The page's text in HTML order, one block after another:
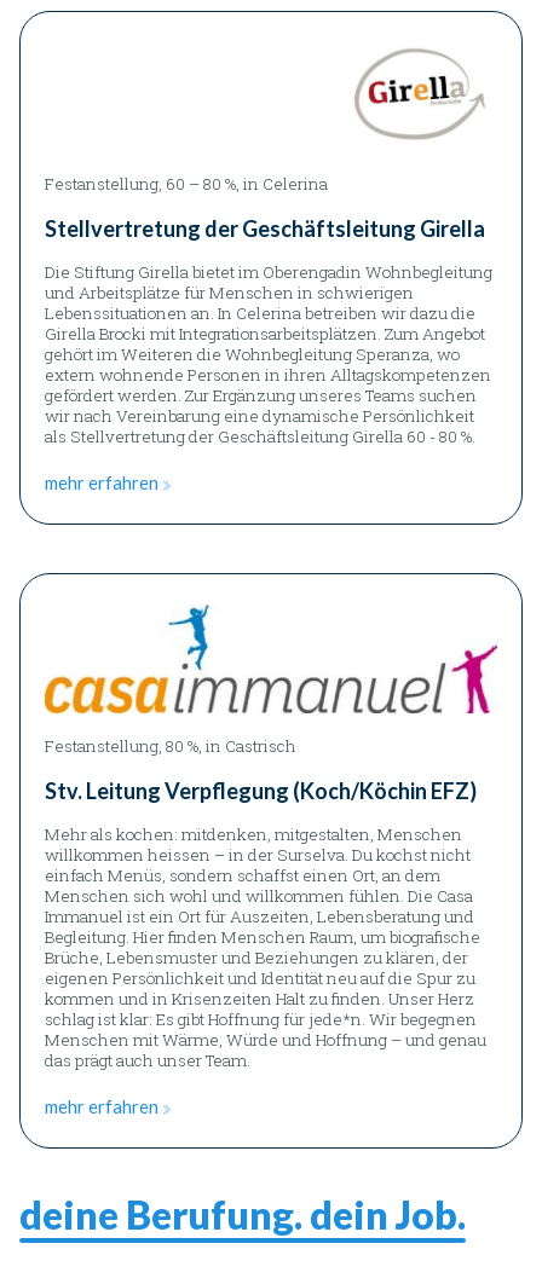
Festanstellung, 60 – 80 %, in Celerina
Stellvertretung der Geschäftsleitung Girella
Die Stiftung Girella bietet im Oberengadin Wohnbegleitung
und Arbeitsplätze für Menschen in schwierigen
Lebenssituationen an. In Celerina betreiben wir dazu die
Girella Brocki mit Integrationsarbeitsplätzen. Zum Angebot
gehört im Weiteren die Wohnbegleitung Speranza, wo
extern wohnende Personen in ihren Alltagskompetenzen
gefördert werden. Zur Ergänzung unseres Teams suchen
wir nach Vereinbarung eine dynamische Persönlichkeit
als Stellvertretung der Geschäftsleitung Girella 60 - 80 %.
mehr erfahren
Festanstellung, 80 %, in Castrisch
Stv. Leitung Verpflegung (Koch/Köchin EFZ)
Mehr als kochen: mitdenken, mitgestalten, Menschen
willkommen heissen – in der Surselva. Du kochst nicht
einfach Menüs, sondern schaffst einen Ort, an dem
Menschen sich wohl und willkommen fühlen. Die Casa
Immanuel ist ein Ort für Auszeiten, Lebensberatung und
Begleitung. Hier finden Menschen Raum, um biografische
Brüche, Lebensmuster und Beziehungen zu klären, der
eigenen Persönlichkeit und Identität neu auf die Spur zu
kommen und in Krisenzeiten Halt zu finden. Unser Herz
schlag ist klar: Es gibt Hoffnung für jede*n. Wir begegnen
Menschen mit Wärme, Würde und Hoffnung – und genau
das prägt auch unser Team.
mehr erfahren
deine Berufung. dein Job